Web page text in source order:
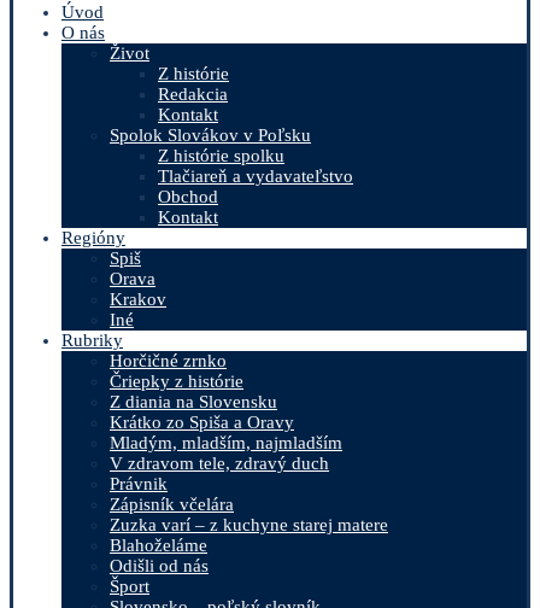
Úvod
O nás
Život
Z histórie
Redakcia
Kontakt
Spolok Slovákov v Poľsku
Z histórie spolku
Tlačiareň a vydavateľstvo
Obchod
Kontakt
Regióny
Spiš
Orava
Krakov
Iné
Rubriky
Horčičné zrnko
Čriepky z histórie
Z diania na Slovensku
Krátko zo Spiša a Oravy
Mladým, mladším, najmladším
V zdravom tele, zdravý duch
Právnik
Zápisník včelára
Zuzka varí – z kuchyne starej matere
Blahoželáme
Odišli od nás
Šport